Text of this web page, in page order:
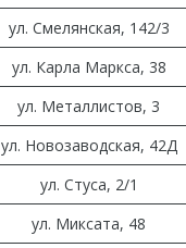
ул. Смелянская, 142/3
ул. Карла Маркса, 38
ул. Металлистов, 3
ул. Новозаводская, 42Д
ул. Стуса, 2/1
ул. Миксата, 48